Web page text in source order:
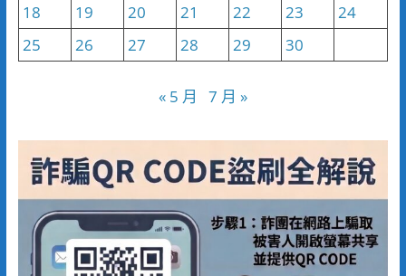
18
19 20 21 22 23
24
25
26 27 28 29 30
« 5 月 7 月 »